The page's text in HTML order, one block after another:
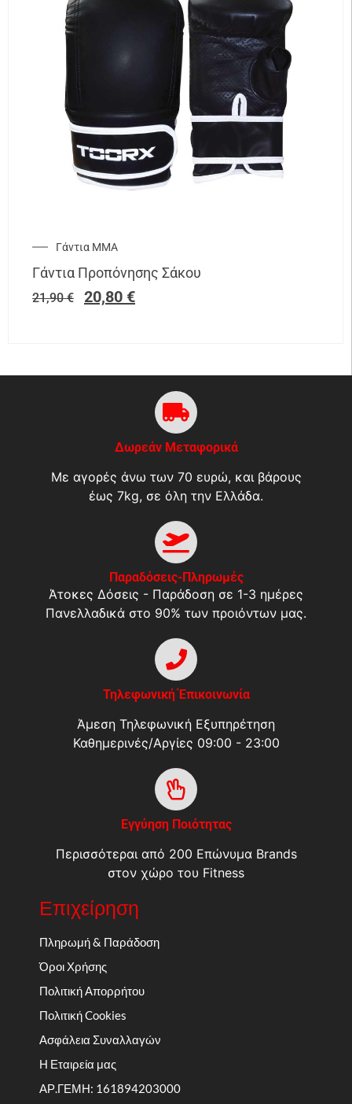
Γάντια ΜΜΑ
Γάντια Προπόνησης Σάκου
21,90€ 20,80 €
Δωρεάν Μεταφορικά
Με αγορές άνω των 70 ευρώ, και βάρους
έως 7kg, σε όλη την Ελλάδα.
Παραδόσεις-Πληρωμές
Άτοκες Δόσεις - Παράδοση σε 1-3 ημέρες
Πανελλαδικά στο 90% των προιόντων μας.
Τηλεφωνική Έπικοινωνία
Άμεση Τηλεφωνική Εξυπηρέτηση
Καθημερινές/Αργίες 09:00 - 23:00
Εγγύηση Ποιότητας
Περισσότεραι από 200 Επώνυμα Brands
στον χώρο του Fitness
Επιχείρηση
Πληρωμή & Παράδοση
Όροι Χρήσης
Πολιτική Απορρήτου
Πολιτική Cookies
Ασφάλεια Συναλλαγών
Η Εταιρεία μας
ΑΡ.ΓΕΜΗ: 161894203000